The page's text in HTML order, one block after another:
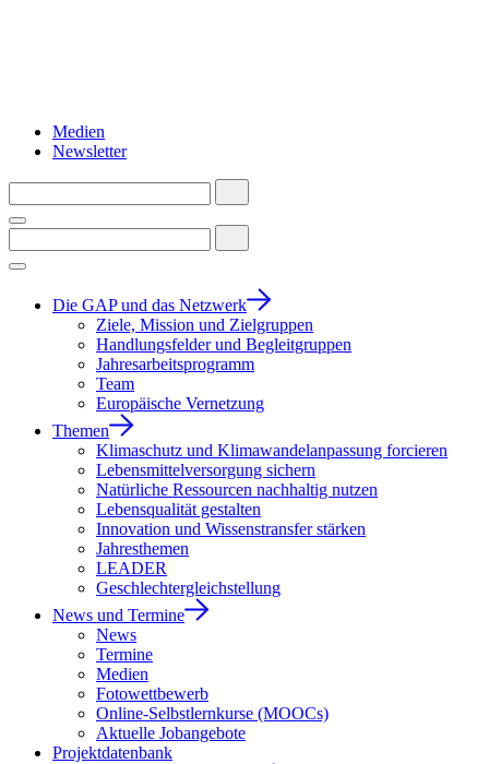
Medien
Newsletter
Die GAP und das Netzwerk
Ziele, Mission und Zielgruppen
Handlungsfelder und Begleitgruppen
Jahresarbeitsprogramm
Team
Europäische Vernetzung
Themen
Klimaschutz und Klimawandelanpassung forcieren
Lebensmittelversorgung sichern
Natürliche Ressourcen nachhaltig nutzen
Lebensqualität gestalten
Innovation und Wissenstransfer stärken
Jahresthemen
LEADER
Geschlechtergleichstellung
News und Termine
News
Termine
Medien
Fotowettbewerb
Online-Selbstlernkurse (MOOCs)
Aktuelle Jobangebote
Projektdatenbank